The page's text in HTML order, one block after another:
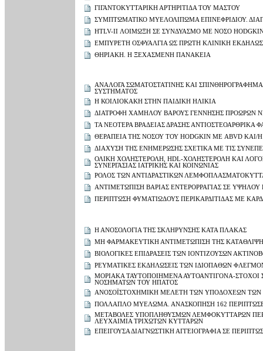
ΓΙΓΑΝΤΟΚΥΤΤΑΡΙΚΗ ΑΡΤΗΡΙΤΙΔΑ ΤΟΥ ΜΑΣΤΟΥ
ΣΥΜΠΤΩΜΑΤΙΚΟ ΜΥΕΛΟΛΙΠΩΜΑ ΕΠΙΝΕΦΡΙΔΙΟΥ.
HTLV-II ΛΟΙΜΩΞΗ ΣΕ ΣΥΝΔΥΑΣΜΟ ΜΕ ΝΟΣΟ
ΕΜΠΥΡΕΤΗ ΟΣΦΥΑΛΓΙΑ ΩΣ ΠΡΩΤΗ ΚΛΙΝΙΚΗ
ΘΗΡΙΑΚΗ. Η ΞΕΧΑΣΜΕΝΗ ΠΑΝΑΚΕΙΑ
ΑΝΑΛΟΓΑ ΣΩΜΑΤΟΣΤΑΤΙΝΗΣ ΚΑΙ
ΣΥΣΤΗΜΑΤΟΣ
Η ΚΟΙΛΙΟΚΑΚΗ ΣΤΗΝ ΠΑΙΔΙΚΗ ΗΛΙΚΙΑ
ΔΙΑΤΡΟΦΗ ΧΑΜΗΛΟΥ ΒΑΡΟΥΣ ΓΕΝΝΗΣΗΣ ΠΡΟΩΡΩΝ
ΤΑ ΝΕΟΤΕΡΑ ΒΡΑΔΕΙΑΣ ΔΡΑΣΗΣ ΑΝΤΙΟΣΤΕΟΑΡΘΡΙΚΑ
ΘΕΡΑΠΕΙΑ ΤΗΣ ΝΟΣΟΥ ΤΟΥ HODGKIN ΜΕ ABVD ΚΑΙ/
ΔΙΑΧΥΣΗ ΤΗΣ ΕΝΗΜΕΡΩΣΗΣ ΣΧΕΤΙΚΑ ΜΕ ΤΙΣ
ΟΛΙΚΗ ΧΟΛΗΣΤΕΡΟΛΗ, HDL-ΧΟΛΗΣΤΕΡΟΛΗ ΚΑΙ
ΣΥΝΕΡΓΑΣΙΑΣ ΙΑΤΡΙΚΗΣ ΚΑΙ ΚΟΙΝΩΝΙΑΣ
ΡΟΛΟΣ ΤΩΝ ΑΝΤΙΔΡΑΣΤΙΚΩΝ
ΑΝΤΙΜΕΤΩΠΙΣΗ ΒΑΡΙΑΣ ΕΝΤΕΡΟΡΡΑΓΙΑΣ ΣΕ
ΠΕΡΙΠΤΩΣΗ ΦΥΜΑΤΙΩΔΟΥΣ ΠΕΡΙΚΑΡΔΙΤΙΔΑΣ ΜΕ
Η ΑΝΟΣΟΛΟΓΙΑ ΤΗΣ ΣΚΛΗΡΥΝΣΗΣ ΚΑΤΑ ΠΛΑΚΑΣ
ΜΗ ΦΑΡΜΑΚΕΥΤΙΚΗ ΑΝΤΙΜΕΤΩΠΙΣΗ ΤΗΣ
ΒΙΟΛΟΓΙΚΕΣ ΕΠΙΔΡΑΣΕΙΣ ΤΩΝ ΙΟΝΤΙΖΟΥΣΩΝ
ΡΕΥΜΑΤΙΚΕΣ ΕΚΔΗΛΩΣΕΙΣ ΤΩΝ ΙΔΙΟΠΑΘΩΝ
ΜΟΡΙΑΚΑ ΤΑΥΤΟΠΟΙΗΜΕΝΑ ΑΥΤΟΑΝΤΙΓΟΝΑ-ΣΤΟΧΟΙ
ΝΟΣΗΜΑΤΩΝ ΤΟΥ ΗΠΑΤΟΣ
ΑΝΟΣΟΪΣΤΟΧΗΜΙΚΗ ΜΕΛΕΤΗ ΤΩΝ ΥΠΟΔΟΧΕΩΝ
ΠΟΛΛΑΠΛΟ ΜΥΕΛΩΜΑ. ΑΝΑΣΚΟΠΗΣΗ 162
ΜΕΤΑΒΟΛΕΣ ΥΠΟΠΛΗΘΥΣΜΩΝ ΛΕΜΦΟΚΥΤΤΑΡΩΝ
ΛΕΥΧΑΙΜΙΑ ΤΡΙΧΩΤΩΝ ΚΥΤΤΑΡΩΝ
ΕΠΕΙΓΟΥΣΑ ΔΙΑΓΝΩΣΤΙΚΗ ΑΓΓΕΙΟΓΡΑΦΙΑ ΣΕ